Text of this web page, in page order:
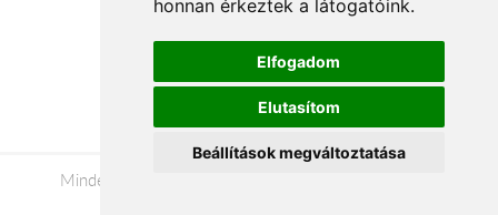
honnan érkeztek a látogatóink.
Elfogadom
Elutasítom
Beállítások megváltoztatása
Kapcsolat
Á.SZ.F.
Impresszum
Adatkezelési tájékoztató
Minden jog fenntartva © 2026 |